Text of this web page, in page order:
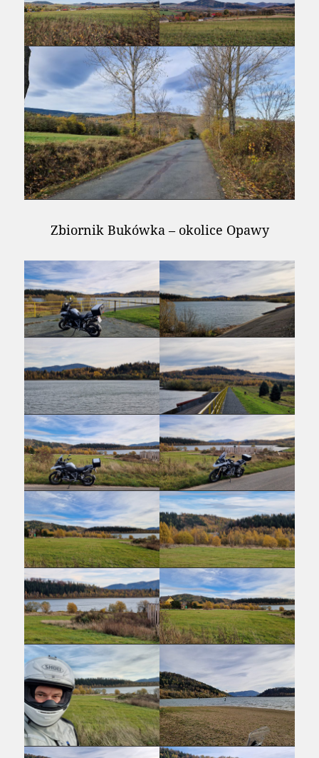
Zbiornik Bukówka – okolice Opawy